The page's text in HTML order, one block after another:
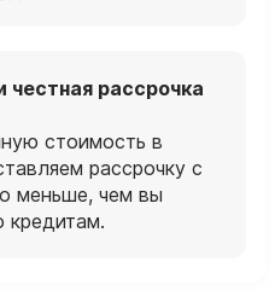
рассрочка
стоимость в
рассрочку с
меньше, чем вы
кредитам.